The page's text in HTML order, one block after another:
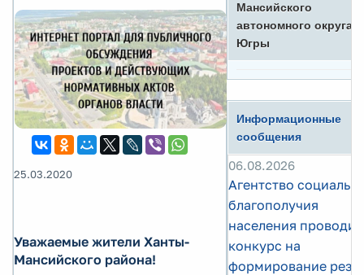
25.03.2020
Уважаемые жители Ханты-
Мансийского района!
Мансийского
автономного округа -
Югры
Информационные
сообщения
06.08.2026
Агентство
благополучия
населения проводит
конкурс на
формирование